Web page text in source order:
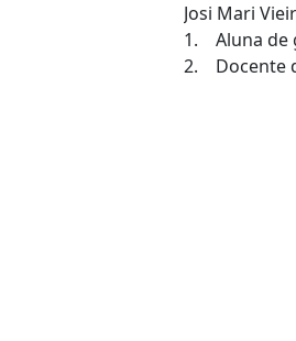
Josi Mari
1. Aluna de
2. Docente